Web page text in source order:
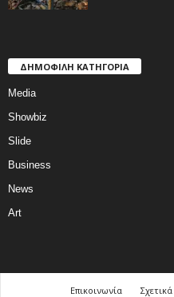
ΔΗΜΟΦΙΛΗ ΚΑΤΗΓΟΡΙΑ
Media
Showbiz
Slide
Business
News
Art
Επικοινωνία